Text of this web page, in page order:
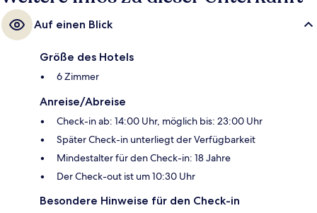
Auf einen Blick
Größe des Hotels
6 Zimmer
Anreise/Abreise
Check-in ab: 14:00 Uhr, möglich bis: 23:00 Uhr
Später Check-in unterliegt der Verfügbarkeit
Mindestalter für den Check-in: 18 Jahre
Der Check-out ist um 10:30 Uhr
Besondere Hinweise für den Check-in